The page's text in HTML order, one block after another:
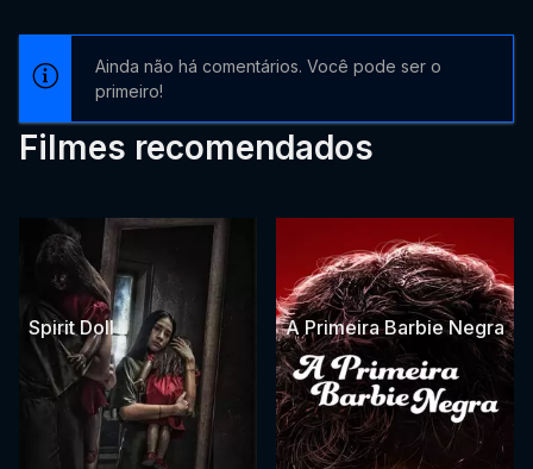
Ainda não há comentários. Você pode ser o
primeiro!
Filmes recomendados
Spirit Doll A Primeira Barbie Negra